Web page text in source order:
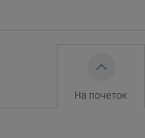
На почеток